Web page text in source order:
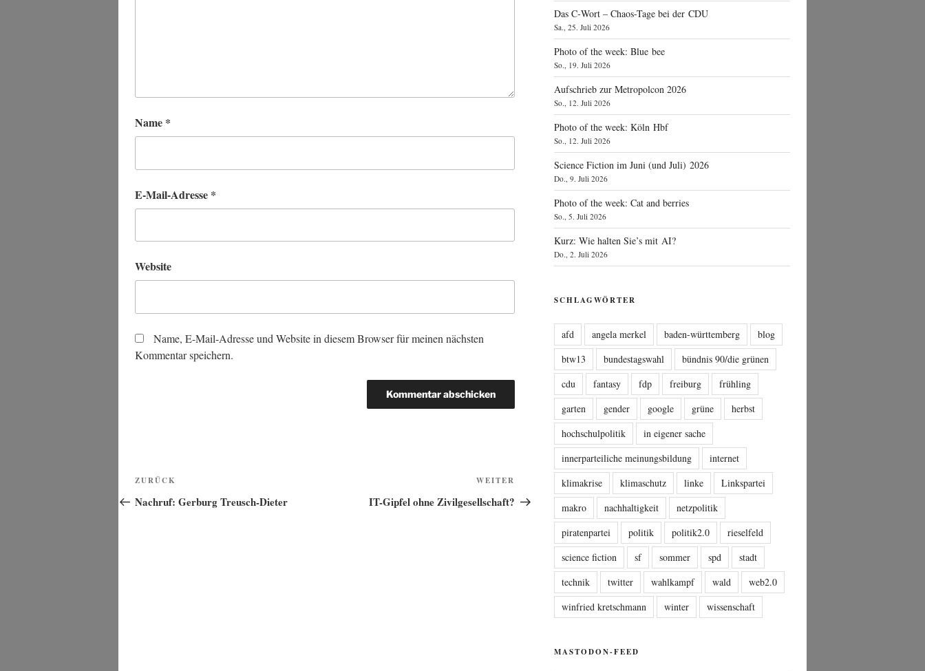
Name *
E-Mail-Adresse *
Website
Name, E-Mail-Adresse und Website in diesem Browser für meinen nächsten
Kommentar speichern.
Beitragsnavigation
Vorheriger
Beitrag
ZURÜCK
Nachruf: Gerburg Treusch-Dieter
Beitrag
WEITER
IT-Gipfel ohne Zivilgesellschaft?
Das C‑Wort – Chaos-Tage bei der CDU
Sa., 25. Juli 2026
Photo of the week: Blue bee
So., 19. Juli 2026
Aufschrieb zur Metropolcon 2026
So., 12. Juli 2026
Photo of the week: Köln Hbf
So., 12. Juli 2026
Science Fiction im Juni (und Juli) 2026
Do., 9. Juli 2026
Photo of the week: Cat and berries
So., 5. Juli 2026
Kurz: Wie halten Sie’s mit AI?
Do., 2. Juli 2026
SCHLAGWÖRTER
afd angela merkel baden-württemberg
blog
btw13
bundestagswahl
bündnis 90/die grünen
cdu
fantasy fdp freiburg
frühling
garten
gender google grüne
herbst
hochschulpolitik
in eigener sache
innerparteiliche meinungsbildung
internet
klimakrise
klimaschutz linke
Linkspartei
makro
nachhaltigkeit
netzpolitik
piratenpartei
politik politik2.0
rieselfeld
science fiction
sf sommer spd
stadt
technik
twitter wahlkampf wald
web2.0
winfried kretschmann
winter wissenschaft
MASTODON-FEED